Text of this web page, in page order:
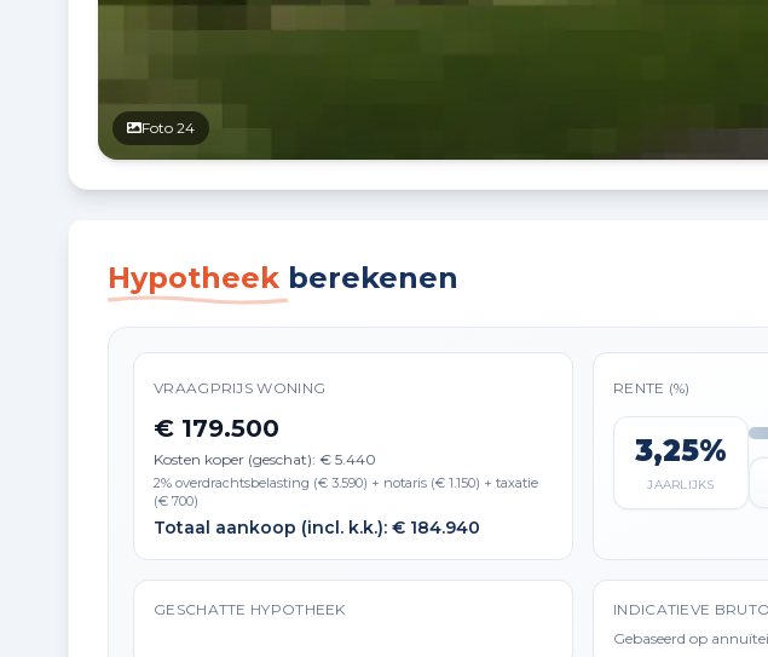
Foto 24
Hypotheek berekenen
VRAAGPRIJS WONING
€ 179.500
Kosten koper (geschat): € 5.440
2% overdrachtsbelasting (€ 3.590) + notaris (€ 1.150) + taxatie
(€ 700)
Totaal aankoop (incl. k.k.): € 184.940
RENTE (%)
3,25%
JAARLIJKS
GESCHATTE HYPOTHEEK
INDICATIEVE
Gebaseerd op